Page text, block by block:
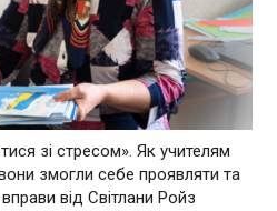
зі стресом». Як учителям
змогли себе проявляти та
від Світлани Ройз